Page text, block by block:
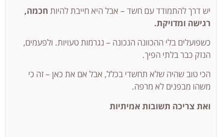
יש דרך להתמודד עם חשד – אבל היא חייבת להיות חכמה,
רגישה ומדויקת.
כשפועלים בלי ההכוונה הנכונה – נגרמות טעויות. ולפעמים,
הנזק כבר בלתי הפיך.
הכי טוב שהיה שלא תחשדי בכלל, אבל אם את כאן – זה כי
משהו מבפנים לא מרפה.
ואת צריכה תשובות אמיתיות